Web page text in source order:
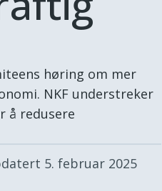
høring om mer
NKF understreker
å redusere
5. februar 2025